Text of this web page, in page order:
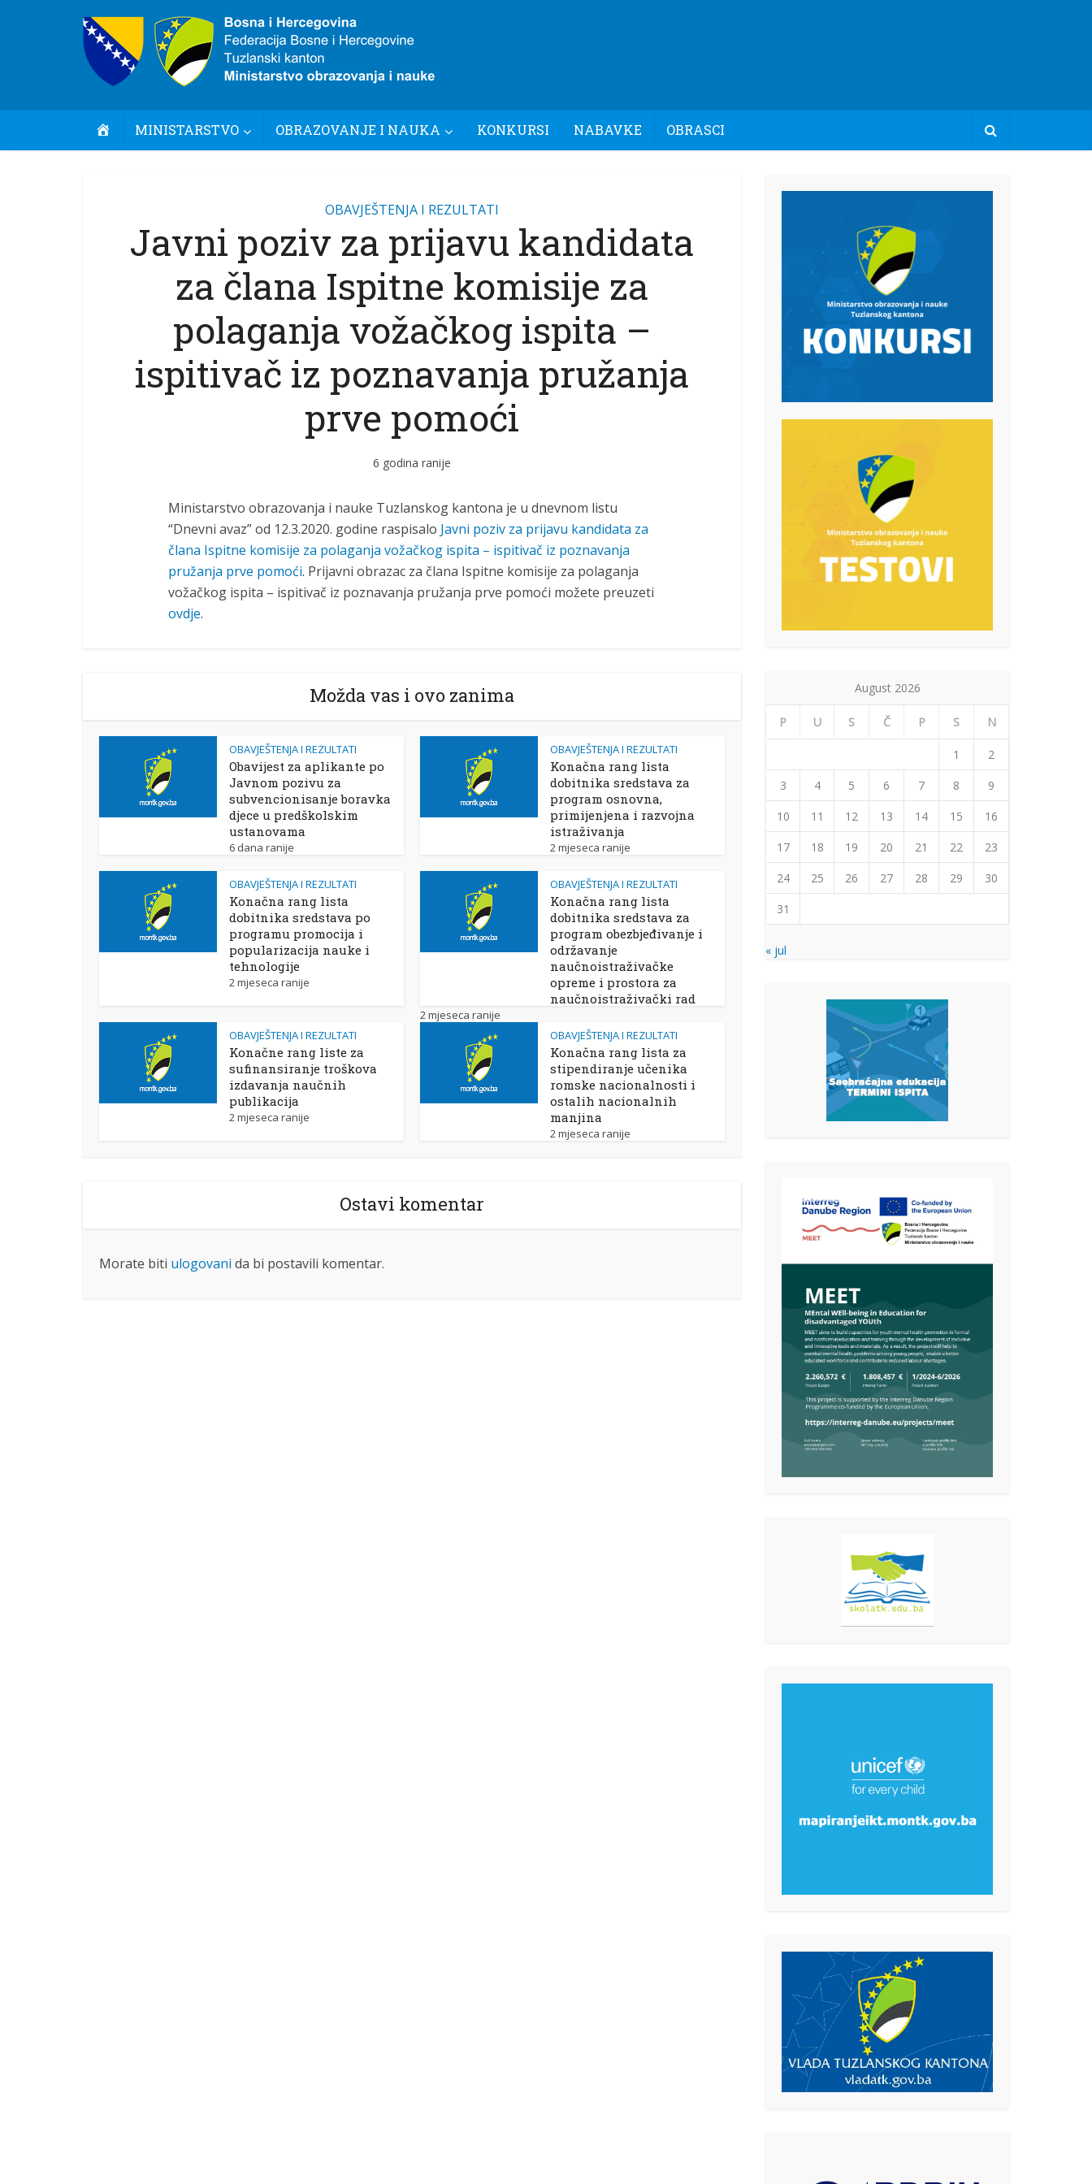
POČETNA
MINISTARSTVO OBRAZOVANJE I NAUKA KONKURSI NABAVKE OBRASCI
OBAVJEŠTENJA I REZULTATI
Javni poziv za prijavu kandidata
za člana Ispitne komisije za
polaganja vožačkog ispita –
ispitivač iz poznavanja pružanja
prve pomoći
6 godina ranije
Ministarstvo obrazovanja i nauke Tuzlanskog kantona je u dnevnom listu
“Dnevni avaz” od 12.3.2020. godine raspisalo Javni poziv za prijavu kandidata za
člana Ispitne komisije za polaganja vožačkog ispita – ispitivač iz poznavanja
pružanja prve pomoći. Prijavni obrazac za člana Ispitne komisije za polaganja
vožačkog ispita – ispitivač iz poznavanja pružanja prve pomoći možete preuzeti
ovdje.
Možda vas i ovo zanima
OBAVJEŠTENJA I REZULTATI
Obavijest za aplikante po
Javnom pozivu za
subvencionisanje boravka
djece u predškolskim
ustanovama
6 dana ranije
OBAVJEŠTENJA I REZULTATI
Konačna rang lista
dobitnika sredstava za
program osnovna,
primijenjena i razvojna
istraživanja
2 mjeseca ranije
OBAVJEŠTENJA I REZULTATI
Konačna rang lista
dobitnika sredstava po
programu promocija i
popularizacija nauke i
tehnologije
2 mjeseca ranije
OBAVJEŠTENJA I REZULTATI
Konačna rang lista
dobitnika sredstava za
program obezbjeđivanje i
održavanje
naučnoistraživačke
opreme i prostora za
naučnoistraživački rad
2 mjeseca ranije
OBAVJEŠTENJA I REZULTATI
Konačne rang liste za
sufinansiranje troškova
izdavanja naučnih
publikacija
2 mjeseca ranije
OBAVJEŠTENJA I REZULTATI
Konačna rang lista za
stipendiranje učenika
romske nacionalnosti i
ostalih nacionalnih
manjina
2 mjeseca ranije
Ostavi komentar
Morate biti ulogovani da bi postavili komentar.
August 2026
P U S Č P S N
1
2
3
4 5 6 7 8
9
10
11 12 13 14 15
16
17
18 19 20 21 22
23
24
25 26 27 28 29
30
31
« jul